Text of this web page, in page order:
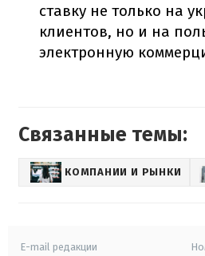
ставку не только на
клиентов, но и на
электронную
Связанные темы:
КОМПАНИИ И РЫНКИ
E-mail редакции